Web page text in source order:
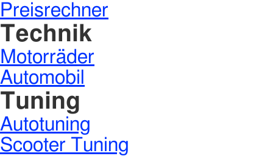
Preisrechner
Technik
Motorräder
Automobil
Tuning
Autotuning
Scooter Tuning